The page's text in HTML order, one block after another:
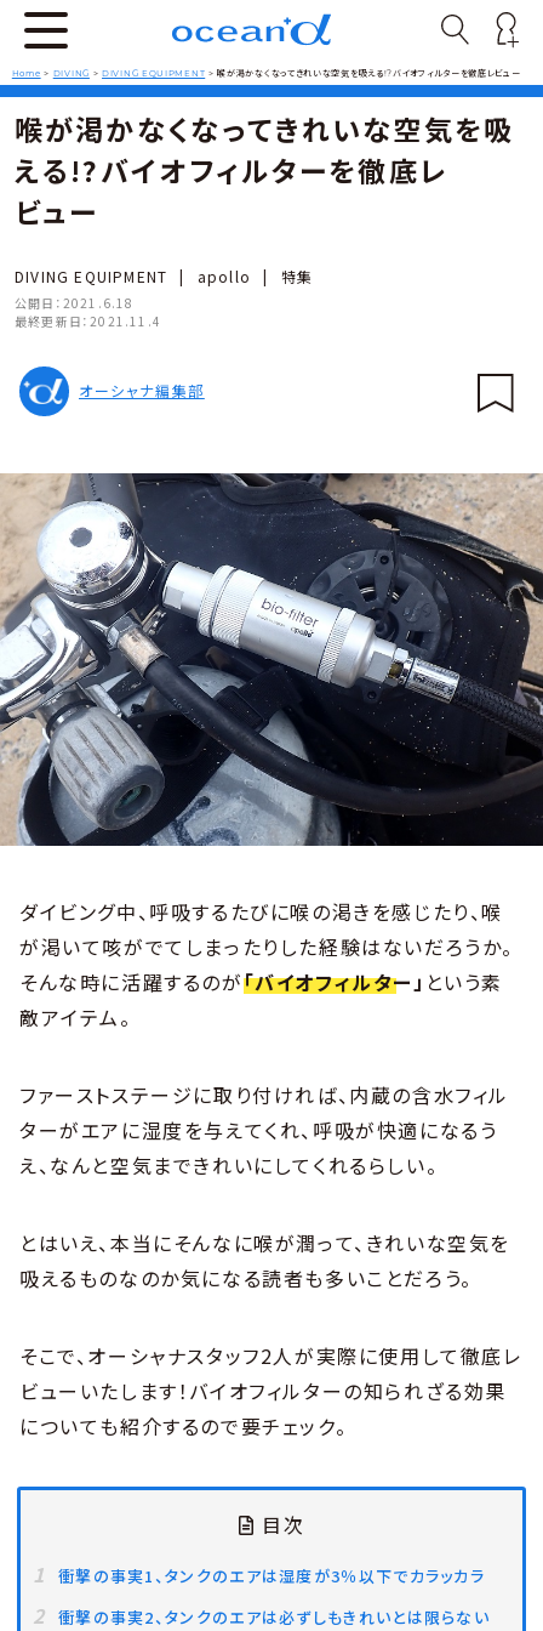
Home > DIVING >DIVING EQUIPMENT >喉が渇かなくなってきれいな空気を吸える!?バイオフィルターを徹底レビュー
喉が渇かなくなってきれいな空気を吸
える!?バイオフィルターを徹底レ
ビュー
DIVING EQUIPMENT | apollo | 特集
公開日： 2021.6.18
最終更新日： 2021.11.4
オーシャナ編集部
ダイビング中、呼吸するたびに喉の渇きを感じたり、喉
が渇いて咳がでてしまったりした経験はないだろうか。
そんな時に活躍するのが「バイオフィルター」 という素
敵アイテム。
ファーストステージに取り付ければ、内蔵の含水フィル
ターがエアに湿度を与えてくれ、呼吸が快適になるう
え、なんと空気まできれいにしてくれるらしい。
とはいえ、本当にそんなに喉が潤って、きれいな空気を
吸えるものなのか気になる読者も多いことだろう。
そこで、オーシャナスタッフ2人が実際に使用して徹底レ
ビューいたします！バイオフィルターの知られざる効果
についても紹介するので要チェック。
目次
衝撃の事実1、タンクのエアは湿度が3％以下でカラッカラ
衝撃の事実2、タンクのエアは必ずしもきれいとは限らない